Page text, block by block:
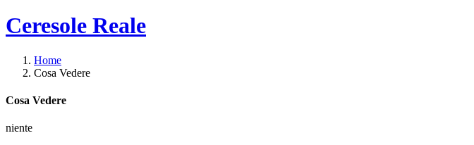
Ceresole Reale
Home
Cosa Vedere
Cosa Vedere
niente